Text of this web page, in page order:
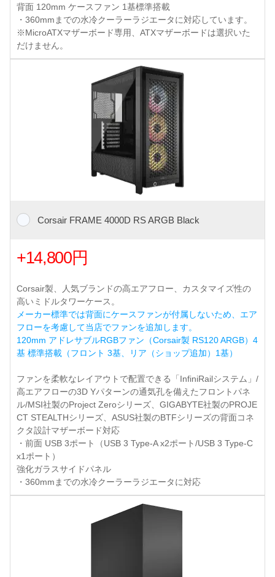
背面 120mm ケースファン 1基標準搭載
・360mmまでの水冷クーラーラジエータに対応しています。
※MicroATXマザーボード専用、ATXマザーボードは選択いた
だけません。
Corsair FRAME 4000D RS ARGB Black
+14,800円
Corsair製、人気ブランドの高エアフロー、カスタマイズ性の
高いミドルタワーケース。
メーカー標準では背面にケースファンが付属しないため、エア
フローを考慮して当店でファンを追加します。
120mm アドレサブルRGBファン（Corsair製 RS120 ARGB）4
基 標準搭載（フロント 3基、リア（ショップ追加）1基）
ファンを柔軟なレイアウトで配置できる「InfiniRailシステム」/
高エアフローの3D Yパターンの通気孔を備えたフロントパネ
ル/MSI社製のProject Zeroシリーズ、GIGABYTE社製のPROJE
CT STEALTHシリーズ、ASUS社製のBTFシリーズの背面コネ
クタ設計マザーボード対応
・前面 USB 3ポート（USB 3 Type-A x2ポート/USB 3 Type-C
x1ポート）
強化ガラスサイドパネル
・360mmまでの水冷クーラーラジエータに対応